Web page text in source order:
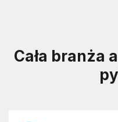
Cała branża